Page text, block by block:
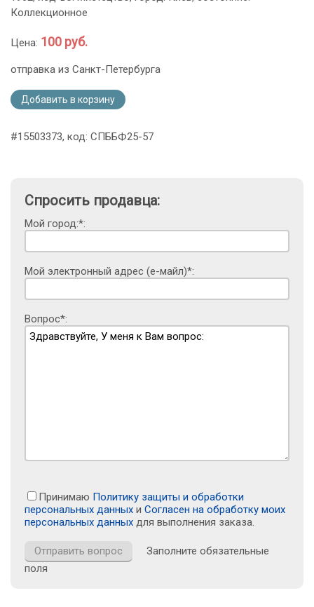
Коллекционное
Цена: 100 руб.
отправка из Санкт-Петербурга
Добавить в корзину
#15503373, код: СПББФ25-57
Спросить продавца:
Мой город:*:
Мой электронный адрес (е-майл)*:
Вопрос*:
Принимаю Политику защиты и обработки
персональных данных и Согласен на обработку моих
персональных данных для выполнения заказа.
Заполните обязательные
поля